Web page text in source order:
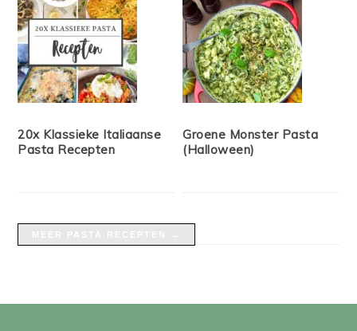
20x Klassieke Italiaanse
Pasta Recepten
Groene Monster Pasta
(Halloween)